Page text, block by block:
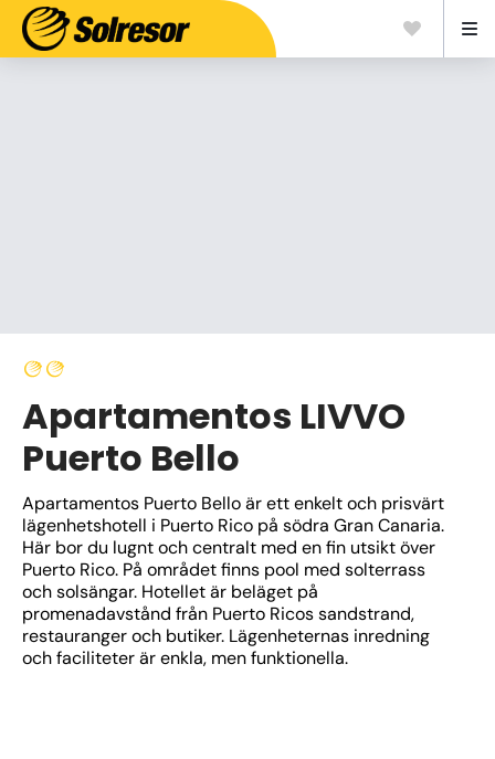
Apartamentos LIVVO
Puerto Bello
Apartamentos Puerto Bello är ett enkelt och prisvärt
lägenhetshotell i Puerto Rico på södra Gran Canaria.
Här bor du lugnt och centralt med en fin utsikt över
Puerto Rico. På området finns pool med solterrass
och solsängar. Hotellet är beläget på
promenadavstånd från Puerto Ricos sandstrand,
restauranger och butiker. Lägenheternas inredning
och faciliteter är enkla, men funktionella.